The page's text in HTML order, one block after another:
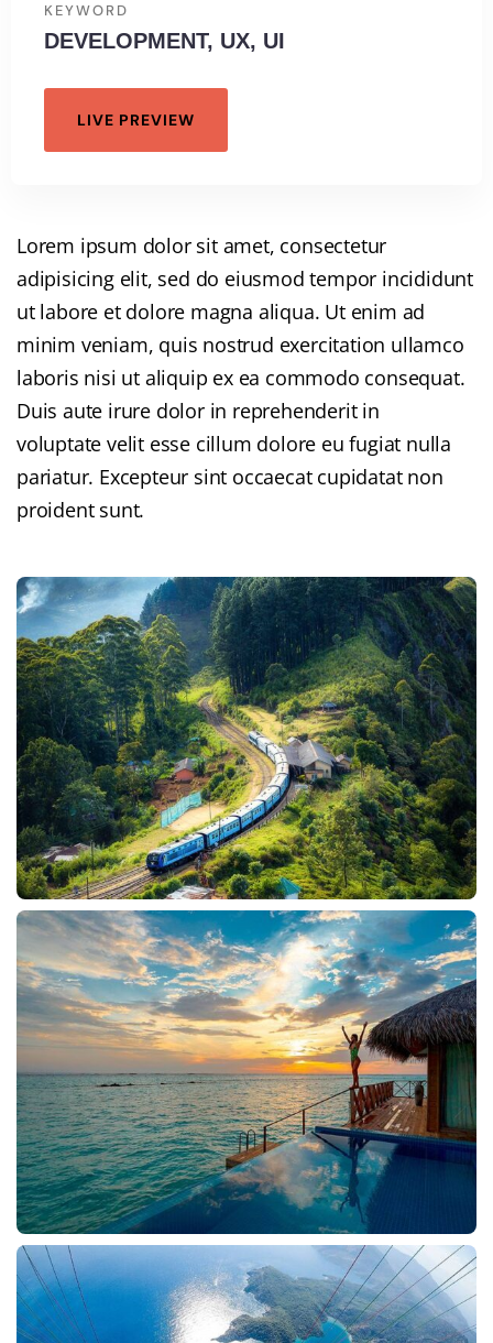
KEYWORD
DEVELOPMENT, UX, UI
LIVE PREVIEW
Lorem ipsum dolor sit amet, consectetur
adipisicing elit, sed do eiusmod tempor incididunt
ut labore et dolore magna aliqua. Ut enim ad
minim veniam, quis nostrud exercitation ullamco
laboris nisi ut aliquip ex ea commodo consequat.
Duis aute irure dolor in reprehenderit in
voluptate velit esse cillum dolore eu fugiat nulla
pariatur. Excepteur sint occaecat cupidatat non
proident sunt.